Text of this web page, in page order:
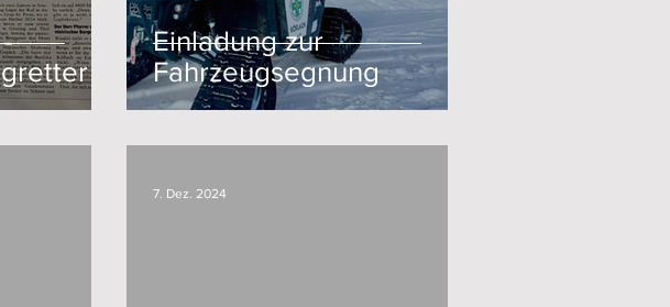
Einladung zur
Fahrzeugsegnung
7. Dez. 2024